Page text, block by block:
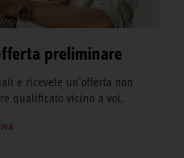
preliminare
e ricevete un'offerta non
qualificato vicino a voi.